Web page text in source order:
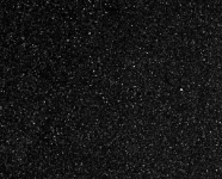
Học thử →